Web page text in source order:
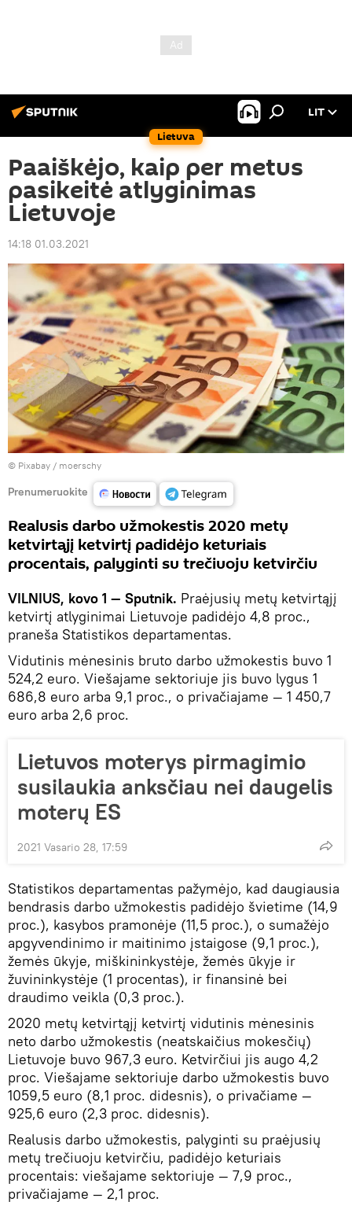
Lietuva
LIT
Paaiškėjo, kaip per metus
pasikeitė atlyginimas
Lietuvoje
14:18 01.03.2021
© Рixabay / moerschy
Prenumeruokite
Realusis darbo užmokestis 2020 metų
ketvirtąjį ketvirtį padidėjo keturiais
procentais, palyginti su trečiuoju ketvirčiu
VILNIUS, kovo 1 — Sputnik. Praėjusių metų ketvirtąjį
ketvirtį atlyginimai Lietuvoje padidėjo 4,8 proc.,
praneša Statistikos departamentas.
Vidutinis mėnesinis bruto darbo užmokestis buvo 1
524,2 euro. Viešajame sektoriuje jis buvo lygus 1
686,8 euro arba 9,1 proc., o privačiajame — 1 450,7
euro arba 2,6 proc.
Lietuvos moterys pirmagimio
susilaukia anksčiau nei daugelis
moterų ES
2021 Vasario 28, 17:59
Statistikos departamentas pažymėjo, kad daugiausia
bendrasis darbo užmokestis padidėjo švietime (14,9
proc.), kasybos pramonėje (11,5 proc.), o sumažėjo
apgyvendinimo ir maitinimo įstaigose (9,1 proc.),
žemės ūkyje, miškininkystėje, žemės ūkyje ir
žuvininkystėje (1 procentas), ir finansinė bei
draudimo veikla (0,3 proc.).
2020 metų ketvirtąjį ketvirtį vidutinis mėnesinis
neto darbo užmokestis (neatskaičius mokesčių)
Lietuvoje buvo 967,3 euro. Ketvirčiui jis augo 4,2
proc. Viešajame sektoriuje darbo užmokestis buvo
1059,5 euro (8,1 proc. didesnis), o privačiame —
925,6 euro (2,3 proc. didesnis).
Realusis darbo užmokestis, palyginti su praėjusių
metų trečiuoju ketvirčiu, padidėjo keturiais
procentais: viešajame sektoriuje — 7,9 proc.,
privačiajame — 2,1 proc.